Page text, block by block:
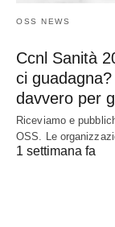
OSS NEWS
Ccnl Sanità
ci
davvero per
Riceviamo e
OSS. Le
1 settimana fa